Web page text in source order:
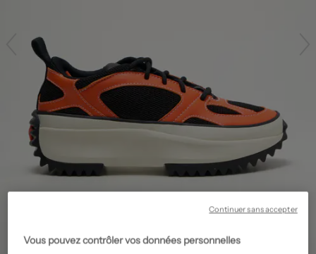
Vous pouvez contrôler vos données personnelles
Continuer sans accepter